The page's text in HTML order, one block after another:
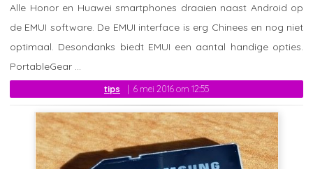
tips 6 mei 2016 om 12:55
Alle Honor en Huawei smartphones draaien naast Android op
de EMUI software. De EMUI interface is erg Chinees en nog niet
optimaal. Desondanks biedt EMUI een aantal handige opties.
PortableGear ...